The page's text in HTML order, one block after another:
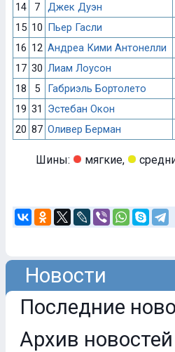
14
7 Джек Дуэн
15 10 Пьер Гасли
16 12 Андреа Кими Антонелли
17 30 Лиам Лоусон
18
5 Габриэль Бортолето
19 31 Эстебан Окон
20 87 Оливер Берман
Шины: мягкие,
Новости
Последние
Архив